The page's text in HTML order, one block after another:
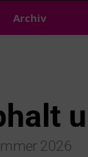
Archiv
2026